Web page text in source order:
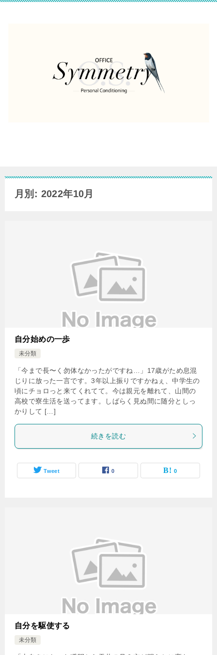
月別: 2022年10月
自分始めの一歩
未分類
「今まで長〜く勿体なかったがですね…」17歳がため息混
じりに放った一言です。3年以上振りですかねぇ、中学生の
頃にチョロっと来てくれてて。今は親元を離れて、山間の
高校で寮生活を送ってます。しばらく見ぬ間に随分としっ
かりして […]
続きを読む
Tweet 0 0
自分を駆使する
未分類